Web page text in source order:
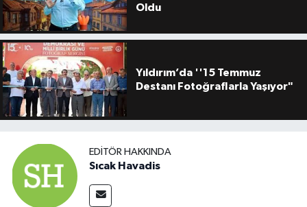
Oldu
Yıldırım’da ''15 Temmuz
Destanı Fotoğraflarla Yaşıyor"
EDITÖR HAKKINDA
Sıcak Havadis